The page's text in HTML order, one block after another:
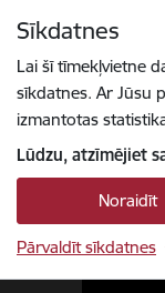
Sīkdatnes
Lai šī tīmekļvietne
sīkdatnes. Ar Jūsu
izmantotas
Lūdzu, atzīmējiet
Noraidīt
Pārvaldīt sīkdatnes
1 / 1